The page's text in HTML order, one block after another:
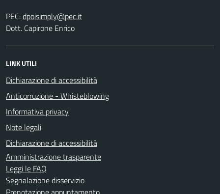
PEC:
Dott. Capirone Enrico
LINK UTILI
Dichiarazione di accessibilità
Anticorruzione - Whisteblowing
Informativa privacy
Note legali
Dichiarazione di accessibilità
Amministrazione trasparente
Leggi le FAQ
Segnalazione disservizio